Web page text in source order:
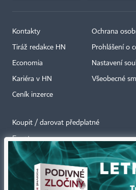
Kontakty
Tiráž redakce HN
Economia
Kariéra v HN
Ceník inzerce
Ochrana
Prohlášení o
Nastavení
Všeobecné
Koupit / darovat předplatné
Eventy
Newslettery
RSS kanály